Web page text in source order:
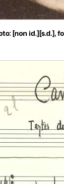
[non id.][s.d.],